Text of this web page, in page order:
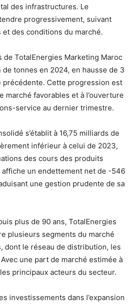
des infrastructures. Le
progressivement, suivant
et des conditions du marché.
de TotalEnergies Marketing Maroc
de tonnes en 2024, en hausse de 3
précédente. Cette progression est
marché favorables et à l’ouverture
service au dernier trimestre.
s’établit à 16,75 milliards de
inférieur à celui de 2023,
des cours des produits
affiche un endettement net de -546
une gestion prudente de sa
plus de 90 ans, TotalEnergies
plusieurs segments du marché
dont le réseau de distribution, les
une part de marché estimée à
principaux acteurs du secteur.
investissements dans l’expansion